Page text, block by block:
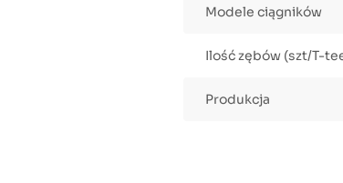
Modele ciągników
Ilość zębów (szt/T-
Produkcja